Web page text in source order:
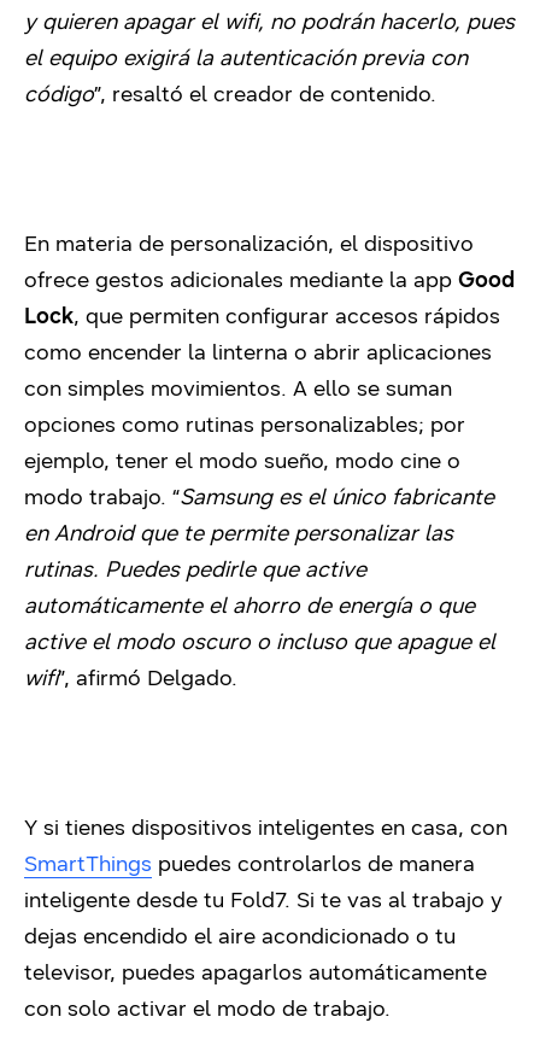
y quieren apagar el wifi, no podrán hacerlo, pues
el equipo exigirá la autenticación previa con
código”, resaltó el creador de contenido.
En materia de personalización, el dispositivo
ofrece gestos adicionales mediante la app Good
Lock, que permiten configurar accesos rápidos
como encender la linterna o abrir aplicaciones
con simples movimientos. A ello se suman
opciones como rutinas personalizables; por
ejemplo, tener el modo sueño, modo cine o
modo trabajo. “Samsung es el único fabricante
en Android que te permite personalizar las
rutinas. Puedes pedirle que active
automáticamente el ahorro de energía o que
active el modo oscuro o incluso que apague el
wifi”, afirmó Delgado.
Y si tienes dispositivos inteligentes en casa, con
SmartThings puedes controlarlos de manera
inteligente desde tu Fold7. Si te vas al trabajo y
dejas encendido el aire acondicionado o tu
televisor, puedes apagarlos automáticamente
con solo activar el modo de trabajo.